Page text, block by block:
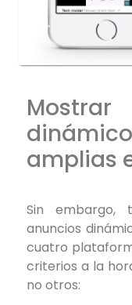
amplias
Sin embargo,
anuncios
cuatro
criterios a la
no otros: